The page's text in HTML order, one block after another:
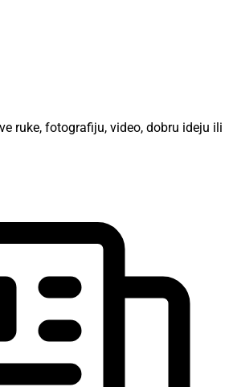
ruke, fotografiju, video, dobru ideju ili